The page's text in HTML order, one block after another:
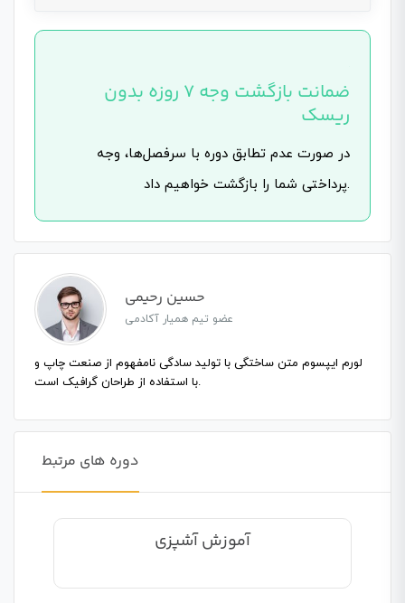
ضمانت بازگشت وجه ۷ روزه بدون
ریسک
در صورت عدم تطابق دوره با سرفصل‌ها، وجه
پرداختی شما را بازگشت خواهیم داد.
حسین رحیمی
عضو تیم همیار آکادمی
لورم ایپسوم متن ساختگی با تولید سادگی نامفهوم از صنعت چاپ و
با استفاده از طراحان گرافیک است.
دوره های مرتبط
آموزش آشپزی